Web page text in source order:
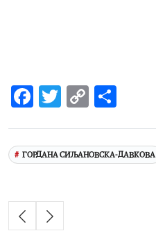
Facebook
Twitter
Copy
ГОРДАНА СИЉАНОВСКА-ДАВКОВА